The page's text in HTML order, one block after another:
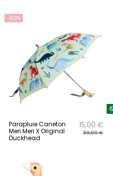
-50%
Parapluie Caneton
Meri Meri X Original
Duckhead
15,00 €
30,00 €